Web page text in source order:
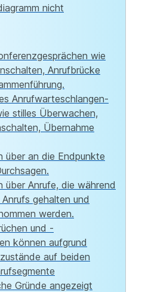
nicht
wie
Anrufbrücke
Anrufwarteschlangen-
stilles Überwachen,
Übernahme
über an die Endpunkte
über Anrufe, die während
gehalten und
werden.
und -
können aufgrund
auf beiden
Gründe angezeigt